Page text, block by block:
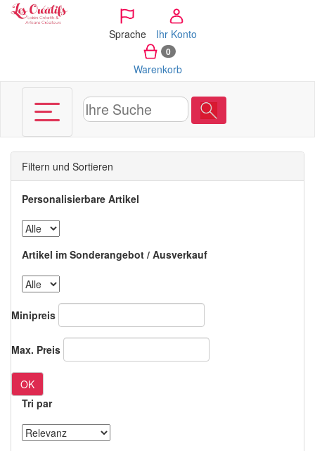
Sprache Ihr Konto
0
Warenkorb
Filtern und Sortieren
Personalisierbare Artikel
Artikel im Sonderangebot / Ausverkauf
Minipreis
Max. Preis
OK
Tri par
Cookie-Einstellungen